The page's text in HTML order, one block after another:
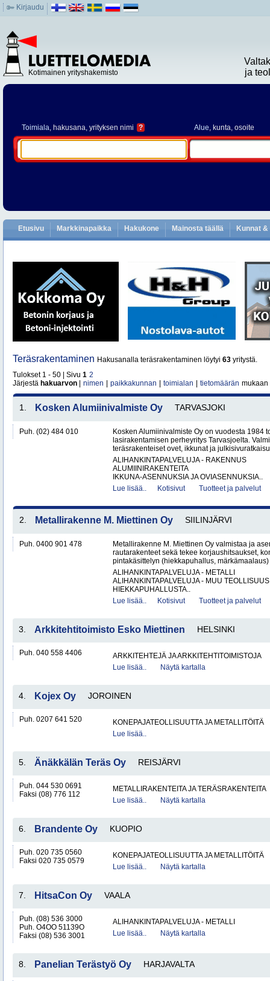
Kirjaudu
Kotimainen yrityshakemisto
ja
Toimiala, hakusana, yrityksen nimi ? Alue, kunta, osoite
Etusivu Markkinapaikka Hakukone Mainosta täällä Kunnat
Teräsrakentaminen Hakusanalla teräsrakentaminen löytyi 63 yritystä.
Tulokset 1 - 50 | Sivu 1 2
Järjestä hakuarvon nimen paikkakunnan toimialan tietomäärän mukaan
1. Kosken Alumiinivalmiste Oy TARVASJOKI
Puh. (02) 484 010
Kosken Alumiinivalmiste Oy on vuodesta 1984
lasirakentamisen perheyritys Tarvasjoelta.
teräsrakenteiset ovet, ikkunat ja
ALIHANKINTAPALVELUJA - RAKENNUS
ALUMIINIRAKENTEITA
IKKUNA-ASENNUKSIA JA OVIASENNUKSIA..
Lue lisää..
Kotisivut Tuotteet ja palvelut
2. Metallirakenne M. Miettinen Oy SIILINJÄRVI
Puh. 0400 901 478
Metallirakenne M. Miettinen Oy valmistaa ja
rautarakenteet sekä tekee korjaushitsaukset,
pintakäsittelyn (hiekkapuhallus,
ALIHANKINTAPALVELUJA - METALLI
ALIHANKINTAPALVELUJA - MUU TEOLLISUUS
HIEKKAPUHALLUSTA..
Lue lisää..
Kotisivut Tuotteet ja palvelut
3. Arkkitehtitoimisto Esko Miettinen HELSINKI
Puh. 040 558 4406
ARKKITEHTEJÄ JA ARKKITEHTITOIMISTOJA
Lue lisää..
Näytä kartalla
4. Kojex Oy JOROINEN
Puh. 0207 641 520
KONEPAJATEOLLISUUTTA JA METALLITÖITÄ
Lue lisää..
5. Änäkkälän Teräs Oy REISJÄRVI
Puh. 044 530 0691
Faksi (08) 776 112
METALLIRAKENTEITA JA TERÄSRAKENTEITA
Lue lisää..
Näytä kartalla
6. Brandente Oy KUOPIO
Puh. 020 735 0560
Faksi 020 735 0579
KONEPAJATEOLLISUUTTA JA METALLITÖITÄ
Lue lisää..
Näytä kartalla
7. HitsaCon Oy VAALA
Puh. (08) 536 3000
Puh. O4OO 51139O
Faksi (08) 536 3001
ALIHANKINTAPALVELUJA - METALLI
Lue lisää..
Näytä kartalla
8. Panelian Terästyö Oy HARJAVALTA